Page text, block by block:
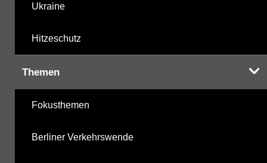
Ukraine
Hitzeschutz
Themen
Fokusthemen
Berliner Verkehrswende